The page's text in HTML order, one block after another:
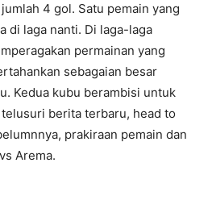
4 gol. Satu pemain yang
di laga nanti. Di laga-laga
permainan yang
sebagaian besar
Kedua kubu berambisi untuk
berita terbaru, head to
prakiraan pemain dan
Arema.